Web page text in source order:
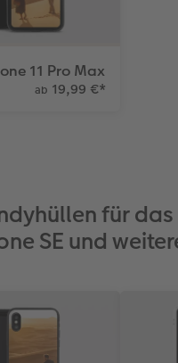
11 Pro Max
ab 19,99 €*
für das
SE und